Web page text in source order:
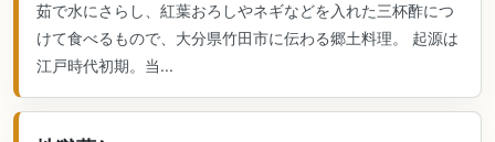
茹で水にさらし、紅葉おろしやネギなどを入れた三杯酢につ
けて食べるもので、大分県竹田市に伝わる郷土料理。 起源は
江戸時代初期。当...